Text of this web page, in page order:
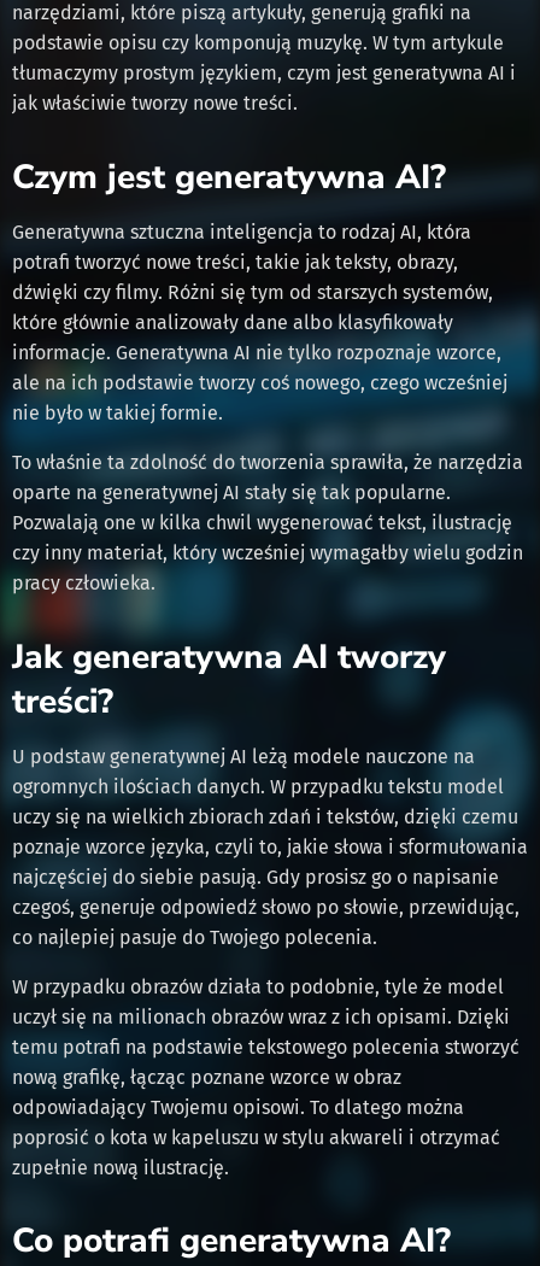
narzędziami, które piszą artykuły, generują grafiki na
podstawie opisu czy komponują muzykę. W tym artykule
tłumaczymy prostym językiem, czym jest generatywna AI i
jak właściwie tworzy nowe treści.
Czym jest generatywna AI?
Generatywna sztuczna inteligencja to rodzaj AI, która
potrafi tworzyć nowe treści, takie jak teksty, obrazy,
dźwięki czy filmy. Różni się tym od starszych systemów,
które głównie analizowały dane albo klasyfikowały
informacje. Generatywna AI nie tylko rozpoznaje wzorce,
ale na ich podstawie tworzy coś nowego, czego wcześniej
nie było w takiej formie.
To właśnie ta zdolność do tworzenia sprawiła, że narzędzia
oparte na generatywnej AI stały się tak popularne.
Pozwalają one w kilka chwil wygenerować tekst, ilustrację
czy inny materiał, który wcześniej wymagałby wielu godzin
pracy człowieka.
Jak generatywna AI tworzy
treści?
U podstaw generatywnej AI leżą modele nauczone na
ogromnych ilościach danych. W przypadku tekstu model
uczy się na wielkich zbiorach zdań i tekstów, dzięki czemu
poznaje wzorce języka, czyli to, jakie słowa i sformułowania
najczęściej do siebie pasują. Gdy prosisz go o napisanie
czegoś, generuje odpowiedź słowo po słowie, przewidując,
co najlepiej pasuje do Twojego polecenia.
W przypadku obrazów działa to podobnie, tyle że model
uczył się na milionach obrazów wraz z ich opisami. Dzięki
temu potrafi na podstawie tekstowego polecenia stworzyć
nową grafikę, łącząc poznane wzorce w obraz
odpowiadający Twojemu opisowi. To dlatego można
poprosić o kota w kapeluszu w stylu akwareli i otrzymać
zupełnie nową ilustrację.
Co potrafi generatywna AI?